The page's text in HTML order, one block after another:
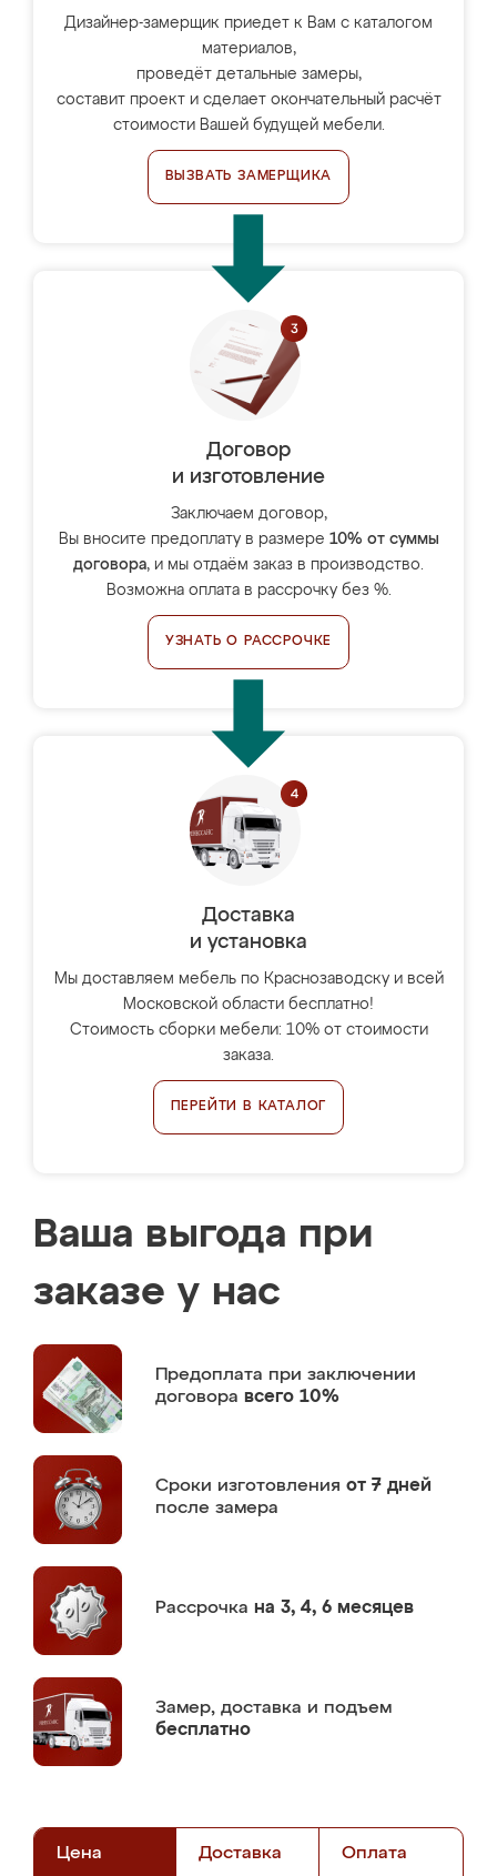
Дизайнер-замерщик приедет к Вам с каталогом
материалов,
проведёт детальные замеры,
составит проект и сделает окончательный расчёт
стоимости Вашей будущей мебели.
ВЫЗВАТЬ ЗАМЕРЩИКА
Договор
и изготовление
Заключаем договор,
Вы вносите предоплату в размере 10% от суммы
договора, и мы отдаём заказ в производство.
Возможна оплата в рассрочку без %.
УЗНАТЬ О РАССРОЧКЕ
Доставка
и установка
Мы доставляем мебель по Краснозаводску и всей
Московской области бесплатно!
Стоимость сборки мебели: 10% от стоимости
заказа.
ПЕРЕЙТИ В КАТАЛОГ
Ваша выгода при
заказе у нас
Предоплата при заключении
договора всего 10%
Сроки изготовления от 7 дней
после замера
Рассрочка на 3, 4, 6 месяцев
Замер, доставка и подъем
бесплатно
Цена Доставка Оплата